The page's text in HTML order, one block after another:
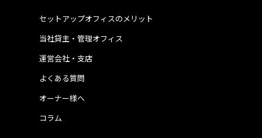
運営会社・支店
よくある質問
当社貸主・管理オフィス
オーナー様へ
コラム
セットアップオフィスのメリット